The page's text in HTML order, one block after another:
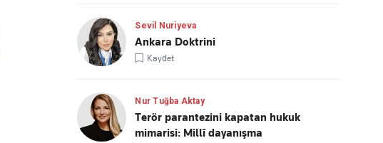
Sevil Nuriyeva
Ankara Doktrini
Kaydet
Nur Tuğba Aktay
Terör parantezini kapatan hukuk
mimarisi: Millî dayanışma